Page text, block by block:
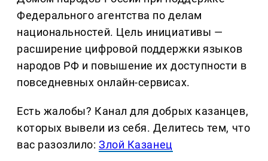
Федерального агентства по делам
национальностей. Цель инициативы —
расширение цифровой поддержки языков
народов РФ и повышение их доступности в
повседневных онлайн-сервисах.
Есть жалобы? Канал для добрых казанцев,
которых вывели из себя. Делитеcь тем, что
вас разозлило:Злой Казанец